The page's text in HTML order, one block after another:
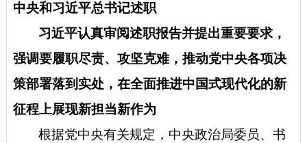
中央和习近平总书记述职
习近平认真审阅述职报告并提出重要要求，
强调要履职尽责、攻坚克难，推动党中央各项决
策部署落到实处，在全面推进中国式现代化的新
征程上展现新担当新作为
根据党中央有关规定，中央政治局委员、书